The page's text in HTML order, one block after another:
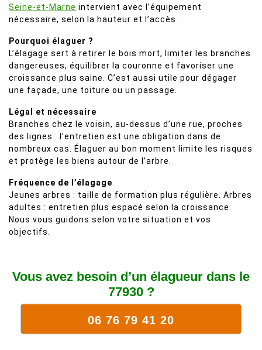
Seine-et-Marne intervient avec l’équipement
nécessaire, selon la hauteur et l’accès.
Pourquoi élaguer ?
L’élagage sert à retirer le bois mort, limiter les branches
dangereuses, équilibrer la couronne et favoriser une
croissance plus saine. C’est aussi utile pour dégager
une façade, une toiture ou un passage.
Légal et nécessaire
Branches chez le voisin, au-dessus d’une rue, proches
des lignes : l’entretien est une obligation dans de
nombreux cas. Élaguer au bon moment limite les risques
et protège les biens autour de l’arbre.
Fréquence de l’élagage
Jeunes arbres : taille de formation plus régulière. Arbres
adultes : entretien plus espacé selon la croissance.
Nous vous guidons selon votre situation et vos
objectifs.
Vous avez besoin d’un élagueur dans le
77930 ?
06 76 79 41 20